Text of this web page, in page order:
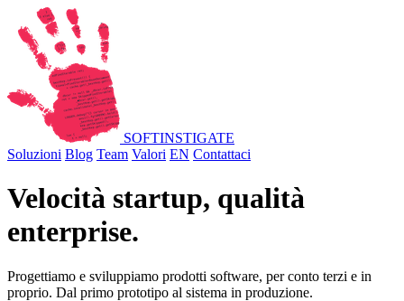
SOFTINSTIGATE
Soluzioni Blog Team Valori EN Contattaci
Velocità startup, qualità
enterprise.
Progettiamo e sviluppiamo prodotti software, per conto terzi e in
proprio. Dal primo prototipo al sistema in produzione.